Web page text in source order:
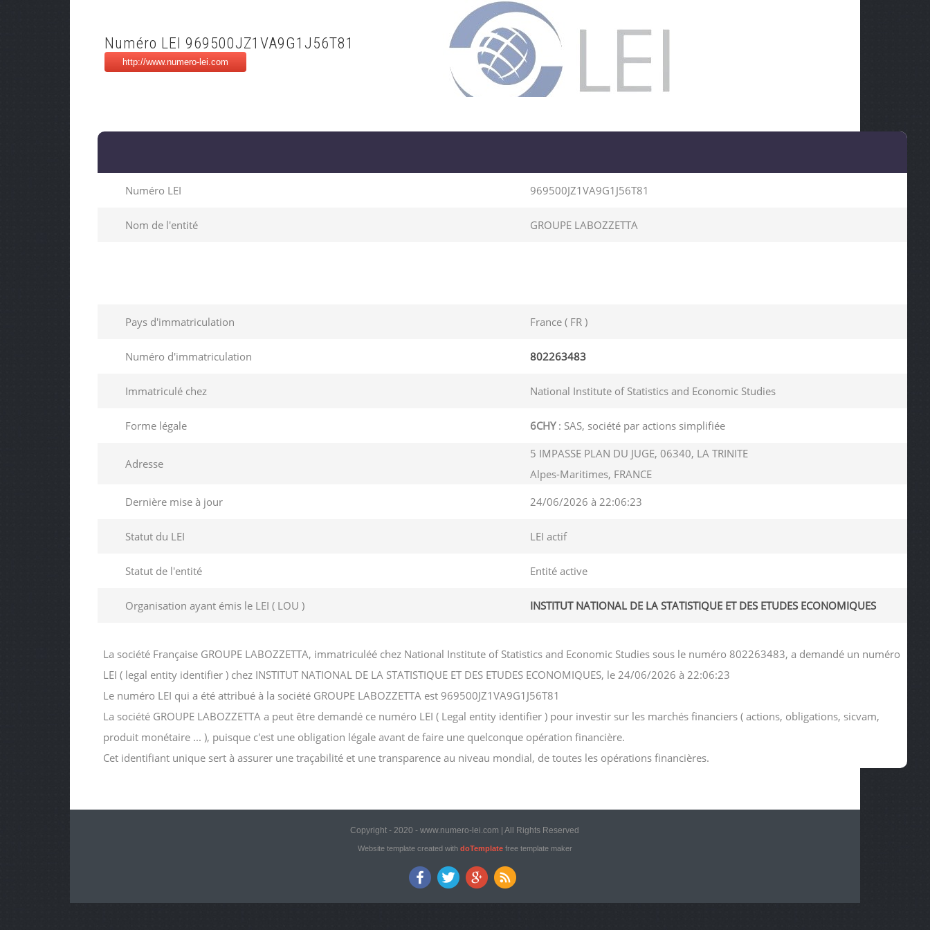
Numéro LEI 969500JZ1VA9G1J56T81
Numéro LEI 969500JZ1VA9G1J56T81
Nom de l'entité GROUPE LABOZZETTA
Pays d'immatriculation France ( FR )
Numéro d'immatriculation 802263483
Immatriculé chez National Institute of Statistics and Economic Studies
Forme légale 6CHY: SAS, société par actions simplifiée
Adresse
5 IMPASSE PLAN DU JUGE, 06340, LA TRINITE
Alpes-Maritimes, FRANCE
Dernière mise à jour
24/06/2026 à 22:06:23
Statut du LEI LEI actif
Statut de l'entité Entité active
Organisation ayant émis le LEI ( LOU ) INSTITUT NATIONAL DE LA STATISTIQUE ET DES ETUDES ECONOMIQUES
La société Française GROUPE LABOZZETTA, immatriculéé chez National Institute of Statistics and Economic Studies sous le numéro 802263483, a demandé un numéro
LEI ( legal entity identifier ) chez INSTITUT NATIONAL DE LA STATISTIQUE ET DES ETUDES ECONOMIQUES, le 24/06/2026 à 22:06:23
Le numéro LEI qui a été attribué à la société GROUPE LABOZZETTA est 969500JZ1VA9G1J56T81
La société GROUPE LABOZZETTA a peut être demandé ce numéro LEI ( Legal entity identifier ) pour investir sur les marchés financiers ( actions, obligations, sicvam,
produit monétaire ... ), puisque c'est une obligation légale avant de faire une quelconque opération financière.
Cet identifiant unique sert à assurer une traçabilité et une transparence au niveau mondial, de toutes les opérations financières.
Copyright - 2020 - www.numero-lei.com | All Rights Reserved
Website template created with doTemplatefree template maker